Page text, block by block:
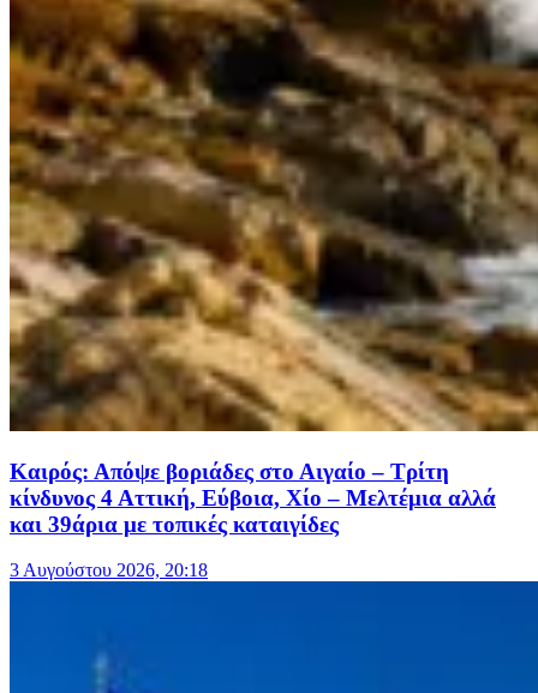
Καιρός: Απόψε βοριάδες στο Αιγαίο – Τρίτη
κίνδυνος 4 Αττική, Εύβοια, Χίο – Μελτέμια αλλά
και 39άρια με τοπικές καταιγίδες
3 Αυγούστου 2026, 20:18